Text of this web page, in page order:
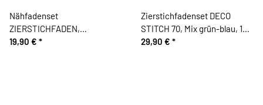
Nähfadenset
ZIERSTICHFADEN,
Knopflochseide, 7 Garne,
19,90 € *
Zierstichfadenset DECO
STITCH 70, Mix grün-blau, 10
Garne, Gütermann
29,90 € *